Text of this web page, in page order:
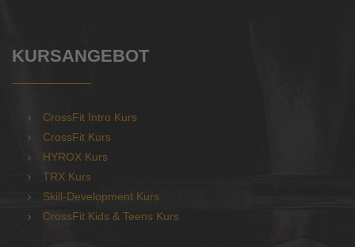
KURSANGEBOT
CrossFit Intro Kurs
CrossFit Kurs
HYROX Kurs
TRX Kurs
Skill-Development Kurs
CrossFit Kids & Teens Kurs